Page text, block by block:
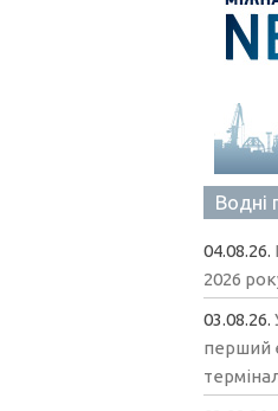
Водні
04.08.26.
2026
03.08.26.
перший